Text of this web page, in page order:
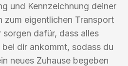
und Kennzeichnung deiner
zum eigentlichen Transport
dafür, dass alles
dir ankommt, sodass du
neues Zuhause begeben